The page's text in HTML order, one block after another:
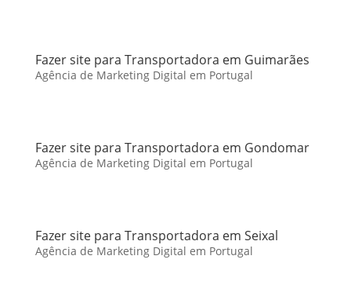
Fazer site para Transportadora em Guimarães
Agência de Marketing Digital em Portugal
Fazer site para Transportadora em Gondomar
Agência de Marketing Digital em Portugal
Fazer site para Transportadora em Seixal
Agência de Marketing Digital em Portugal